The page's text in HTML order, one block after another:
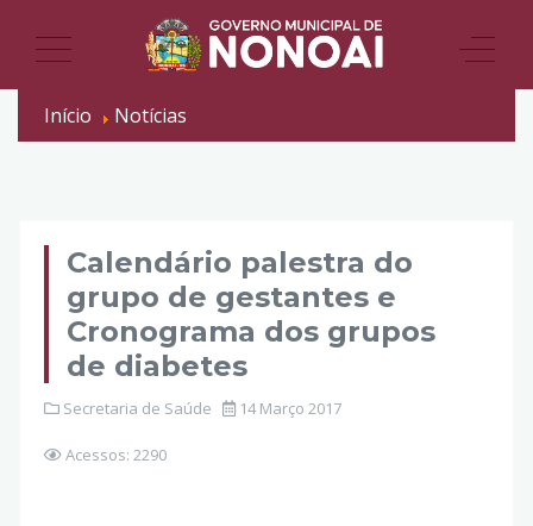
Início Notícias
Calendário palestra do
grupo de gestantes e
Cronograma dos grupos
de diabetes
Secretaria de Saúde 14 Março 2017
Acessos: 2290